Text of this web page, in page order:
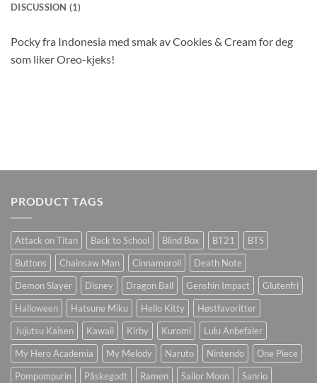
DISCUSSION (1)
Pocky fra Indonesia med smak av Cookies & Cream for deg
som liker Oreo-kjeks!
PRODUCT TAGS
Attack on Titan Back to School Blind Box BT21
BTS
Buttons
Chainsaw Man Cinnamoroll
Death Note
Demon Slayer
Disney Dragon Ball Genshin Impact
Glutenfri
Halloween
Hatsune Miku Hello Kitty
Høstfavoritter
Jujutsu Kaisen
Kawaii Kirby Kuromi
Lulu Anbefaler
My Hero Academia
My Melody Naruto Nintendo
One Piece
Pompompurin
Påskegodt Ramen Sailor Moon
Sanrio